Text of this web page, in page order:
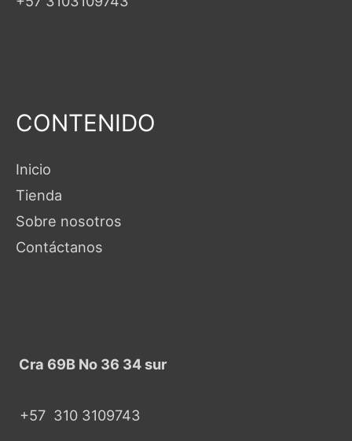
CONTENIDO
Inicio
Tienda
Sobre nosotros
Contáctanos
Cra 69B No 36 34 sur
+57 310 3109743